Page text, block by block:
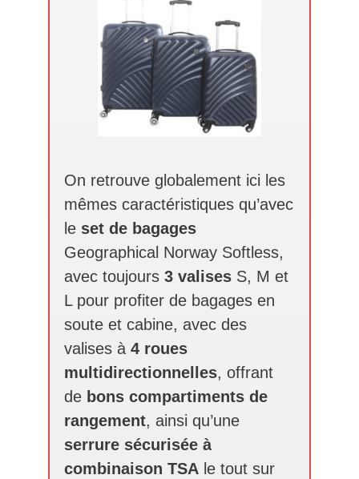
On retrouve globalement ici les
mêmes caractéristiques qu’avec
le set de bagages
Geographical Norway Softless,
avec toujours 3 valises S, M et
L pour profiter de bagages en
soute et cabine, avec des
valises à 4 roues
multidirectionnelles, offrant
de bons compartiments de
rangement, ainsi qu’une
serrure sécurisée à
combinaison TSA le tout sur